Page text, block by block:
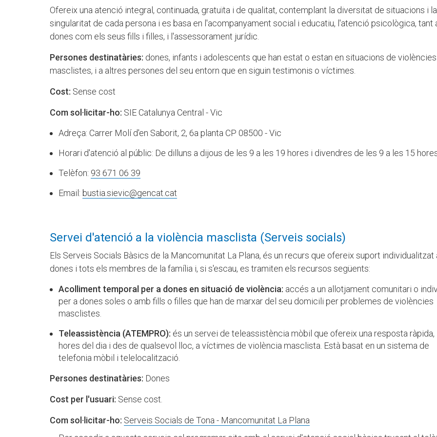
Ofereix una atenció integral, continuada, gratuïta i de qualitat, contemplant la diversitat de situacions i la
singularitat de cada persona i es basa en l'acompanyament social i educatiu, l'atenció psicològica, tant
dones com els seus fills i filles, i l'assessorament jurídic.
Persones destinatàries: dones, infants i adolescents que han estat o estan en situacions de violències
masclistes, i a altres persones del seu entorn que en siguin testimonis o víctimes.
Cost: Sense cost
Com sol·licitar-ho: SIE Catalunya Central - Vic
Adreça: Carrer Molí d'en Saborit, 2, 6a planta CP 08500 - Vic
Horari d'atenció al públic: De dilluns a dijous de les 9 a les 19 hores i divendres de les 9 a les 15
Telèfon: 93 671 06 39
Email: bustia.sievic@gencat.cat
Servei d'atenció a la violència masclista (Serveis socials)
Els Serveis Socials Bàsics de la Mancomunitat La Plana, és un recurs que ofereix suport individualitzat
dones i tots els membres de la família i, si s'escau, es tramiten els recursos següents:
Acolliment temporal per a dones en situació de violència: accés a un allotjament comunitari o
per a dones soles o amb fills o filles que han de marxar del seu domicili per problemes de violències
masclistes.
Teleassistència (ATEMPRO): és un servei de teleassistència mòbil que ofereix una resposta ràpida,
hores del dia i des de qualsevol lloc, a víctimes de violència masclista. Està basat en un sistema de
telefonia mòbil i telelocalització.
Persones destinatàries: Dones
Cost per l'usuari: Sense cost.
Com sol·licitar-ho: Serveis Socials de Tona - Mancomunitat La Plana